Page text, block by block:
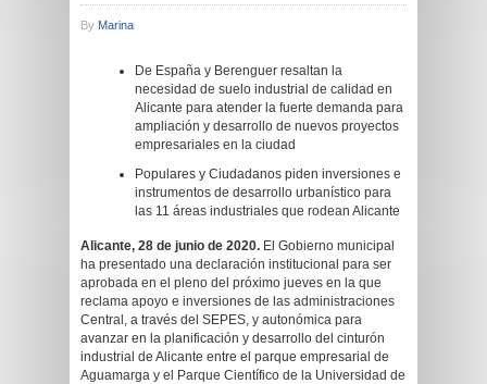
By Marina
De España y Berenguer resaltan la
necesidad de suelo industrial de calidad en
Alicante para atender la fuerte demanda para
ampliación y desarrollo de nuevos proyectos
empresariales en la ciudad
Populares y Ciudadanos piden inversiones e
instrumentos de desarrollo urbanístico para
las 11 áreas industriales que rodean Alicante
Alicante, 28 de junio de 2020. El Gobierno municipal
ha presentado una declaración institucional para ser
aprobada en el pleno del próximo jueves en la que
reclama apoyo e inversiones de las administraciones
Central, a través del SEPES, y autonómica para
avanzar en la planificación y desarrollo del cinturón
industrial de Alicante entre el parque empresarial de
Aguamarga y el Parque Científico de la Universidad de